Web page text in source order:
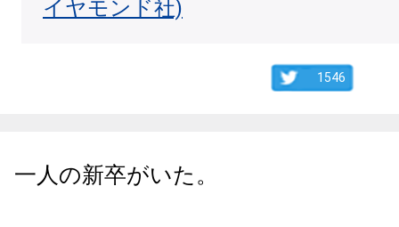
イヤモンド社)
1546
一人の新卒がいた。